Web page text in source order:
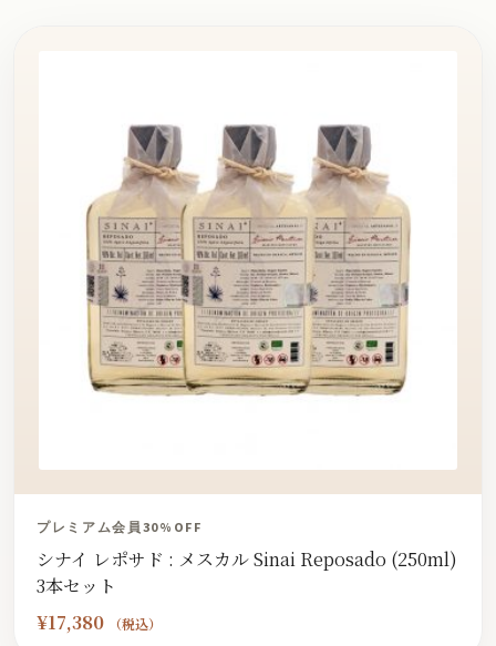
プレミアム会員30%OFF
シナイ レポサド : メスカル Sinai Reposado (250ml)
3本セット
¥17,380 （税込）